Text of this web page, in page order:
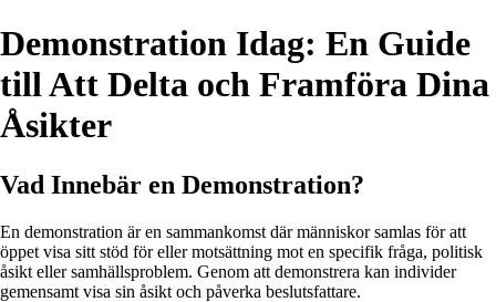
Demonstration Idag: En Guide
till Att Delta och Framföra Dina
Åsikter
Vad Innebär en Demonstration?
En demonstration är en sammankomst där människor samlas för att
öppet visa sitt stöd för eller motsättning mot en specifik fråga, politisk
åsikt eller samhällsproblem. Genom att demonstrera kan individer
gemensamt visa sin åsikt och påverka beslutsfattare.